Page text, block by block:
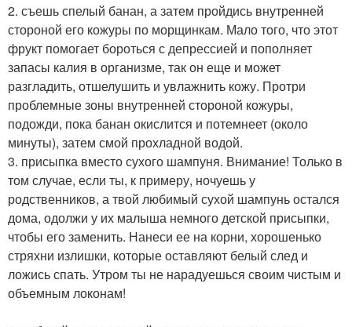
2. съешь спелый банан, а затем пройдись внутренней
стороной его кожуры по морщинкам. Мало того, что этот
фрукт помогает бороться с депрессией и пополняет
запасы калия в организме, так он еще и может
разгладить, отшелушить и увлажнить кожу. Протри
проблемные зоны внутренней стороной кожуры,
подожди, пока банан окислится и потемнеет (около
минуты), затем смой прохладной водой.
3. присыпка вместо сухого шампуня. Внимание! Только в
том случае, если ты, к примеру, ночуешь у
родственников, а твой любимый сухой шампунь остался
дома, одолжи у их малыша немного детской присыпки,
чтобы его заменить. Нанеси ее на корни, хорошенько
стряхни излишки, которые оставляют белый след и
ложись спать. Утром ты не нарадуешься своим чистым и
объемным локонам!